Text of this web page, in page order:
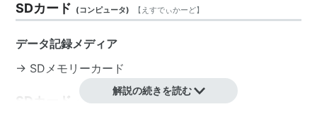
SDカード (コンピュータ) 【 えすでぃかーど】
データ記録メディア
→ SDメモリーカード
SDカード 一般) 【えすでぃーかーど】
解説の続きを読む